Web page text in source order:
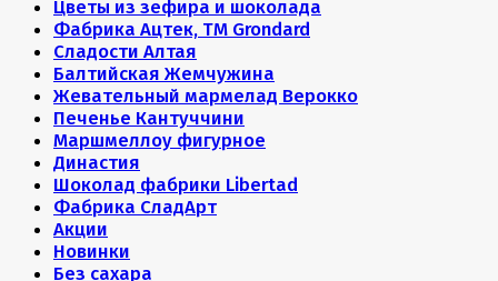
Цветы из зефира и шоколада
Фабрика Ацтек, ТМ Grondard
Сладости Алтая
Балтийская Жемчужина
Жевательный мармелад Верокко
Печенье Кантуччини
Маршмеллоу фигурное
Династия
Шоколад фабрики Libertad
Фабрика СладАрт
Акции
Новинки
Без сахара